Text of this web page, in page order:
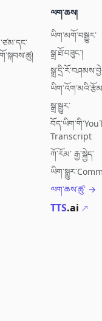
ལག་ཆས།
ཡིག་མགོ་བསྒྱུར་
སྒྲ་ཐོ་བཟུང་།
སྒྲ་སྒྱུར་
Transcript
ཀོ་རོམ་ རྒྱ་སྐྱེད་
ལག་ཆས་ཚུ་ →
TTS.ai